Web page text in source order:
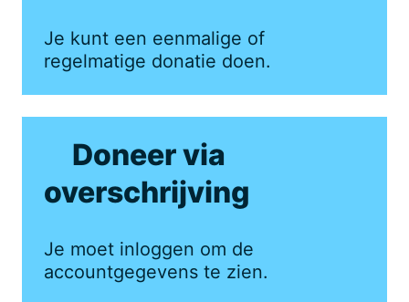
Je kunt een eenmalige of
regelmatige donatie doen.
Doneer via
overschrijving
Je moet inloggen om de
accountgegevens te zien.